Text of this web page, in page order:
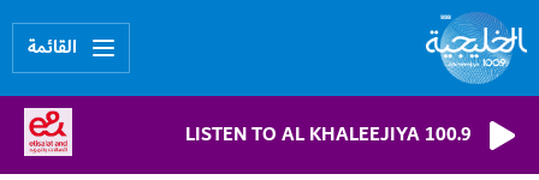
القائمة
LISTEN TO AL KHALEEJIYA 100.9